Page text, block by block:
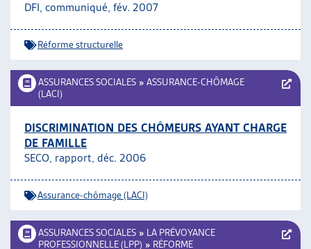
DFI, communiqué, fév. 2007
Réforme structurelle
ASSURANCES SOCIALES » ASSURANCE-CHÔMAGE
(LACI)
DISCRIMINATION DES CHÔMEURS AYANT CHARGE
DE FAMILLE
SECO, rapport, déc. 2006
Assurance-chômage (LACI)
ASSURANCES SOCIALES » LA PRÉVOYANCE
PROFESSIONNELLE (LPP) » RÉFORME